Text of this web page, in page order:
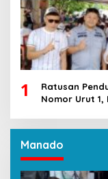
1
Ratusan
Nomor Urut 1,
Manado